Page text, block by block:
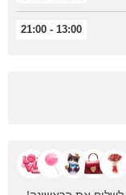
13:00 - 21:00